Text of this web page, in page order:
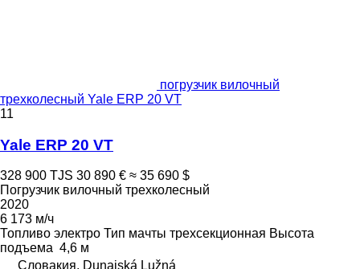
погрузчик вилочный
трехколесный Yale ERP 20 VT
11
Yale ERP 20 VT
328 900 TJS 30 890 € ≈ 35 690 $
Погрузчик вилочный трехколесный
2020
6 173 м/ч
Топливо электро Тип мачты трехсекционная Высота
подъема 4,6 м
Словакия, Dunajská Lužná